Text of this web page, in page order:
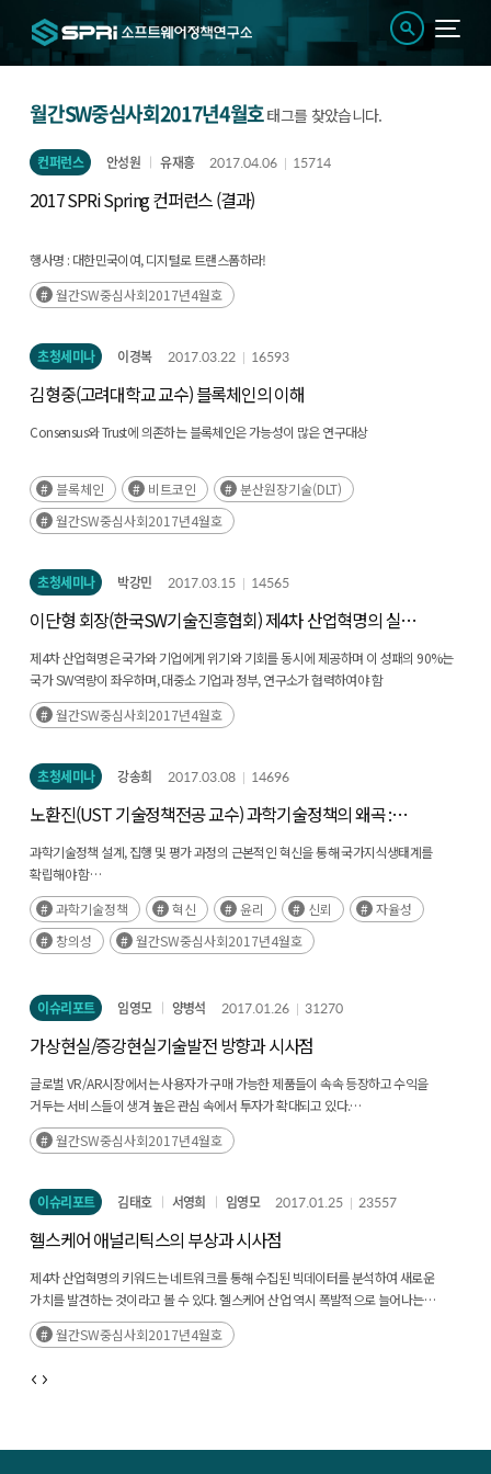
월간SW중심사회2017년4월호태그를 찾았습니다.
컨퍼런스 안성원 유재흥 2017.04.06 15714
2017 SPRi Spring 컨퍼런스 (결과)
행사명 : 대한민국이여, 디지털로 트랜스폼하라!
주제 :산업의 재탄생을 위한 지혜와 해법
기간 :2017년 3월28일(화) 13:30 ~ 18:00
월간SW중심사회2017년4월호
초청세미나 이경복 2017.03.22 16593
김형중(고려대학교 교수) 블록체인의 이해
Consensus와 Trust에 의존하는 블록체인은 가능성이 많은 연구대상
블록체인 비트코인
분산원장기술(DLT)
월간SW중심사회2017년4월호
초청세미나 박강민 2017.03.15 14565
이단형 회장(한국SW기술진흥협회) 제4차 산업혁명의 실체
및 기업의 IoT 성공 전략
제4차 산업혁명은 국가와 기업에게 위기와 기회를 동시에 제공하며 이 성패의 90%는
국가 SW역량이 좌우하며, 대중소 기업과 정부, 연구소가 협력하여야 함
월간SW중심사회2017년4월호
초청세미나 강송희 2017.03.08 14696
노환진(UST 기술정책전공 교수) 과학기술정책의 왜곡 :
과학기술계 합리적 질서를 위하여
과학기술정책 설계, 집행 및 평가 과정의 근본적인 혁신을 통해 국가지식생태계를
확립해야 함
* 창의성은 근원적으로 올바른 윤리에서 비롯됨: 윤리→신뢰→자율성→창의성
* 힘 중심 → 합리성 중심, 특정 사람 중심 → 시스템 중심, 정부 주도 → 민간 주도
과학기술정책 혁신 윤리 신뢰
자율성
창의성
월간SW중심사회2017년4월호
이슈리포트 임영모 양병석 2017.01.26 31270
가상현실/증강현실기술발전 방향과 시사점
글로벌 VR/AR시장에서는 사용자가 구매 가능한 제품들이 속속 등장하고 수익을
거두는 서비스들이 생겨 높은 관심 속에서 투자가 확대되고 있다.
1980년대부터 등장했던 VR/AR 기술은 2010년대에 들어서야 대중에게 확산이
가능한 수준의 보급기가 등장하였고 폭발적인 융합과 빠른 시장변화가 일어나고 있어
월간SW중심사회2017년4월호
이슈리포트 김태호 서영희 임영모 2017.01.25 23557
헬스케어 애널리틱스의 부상과 시사점
제4차 산업혁명의 키워드는 네트워크를 통해 수집된 빅데이터를 분석하여 새로운
가치를 발견하는 것이라고 볼 수 있다. 헬스케어 산업 역시 폭발적으로 늘어나는
데이터에서 의미를 찾아내는 노력이 활발히 진행되고 있다. 특히 헬스케어
빅데이터에서 체계적이고 자동적으로 통계적 규칙이나 패턴을 찾아내는 헬스케어
개편에 중요한 역할을 수행할 것이다. (후략)
월간SW중심사회2017년4월호